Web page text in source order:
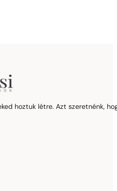
hoztuk létre. Azt szeretnénk,